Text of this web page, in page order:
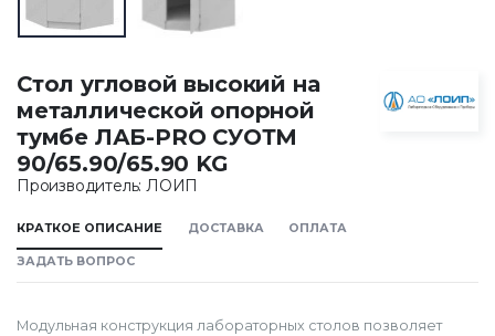
Стол угловой высокий на
металлической опорной
тумбе ЛАБ-PRO СУОТМ
90/65.90/65.90 KG
Производитель: ЛОИП
КРАТКОЕ ОПИСАНИЕ ДОСТАВКА ОПЛАТА
ЗАДАТЬ ВОПРОС
Модульная конструкция лабораторных столов позволяет